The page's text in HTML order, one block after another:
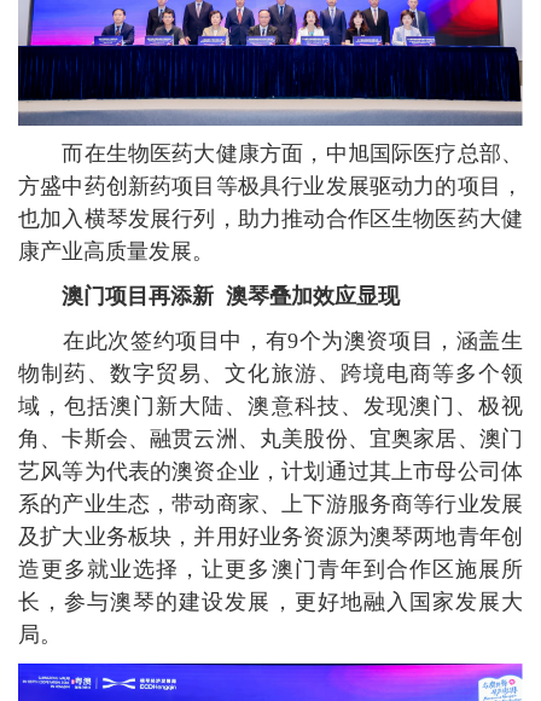
而在生物医药大健康方面，中旭国际医疗总部、
方盛中药创新药项目等极具行业发展驱动力的项目，
也加入横琴发展行列，助力推动合作区生物医药大健
康产业高质量发展。
澳门项目再添新 澳琴叠加效应显现
在此次签约项目中，有9个为澳资项目，涵盖生
物制药、数字贸易、文化旅游、跨境电商等多个领
域，包括澳门新大陆、澳意科技、发现澳门、极视
角、卡斯会、融贯云洲、丸美股份、宜奥家居、澳门
艺风等为代表的澳资企业，计划通过其上市母公司体
系的产业生态，带动商家、上下游服务商等行业发展
及扩大业务板块，并用好业务资源为澳琴两地青年创
造更多就业选择，让更多澳门青年到合作区施展所
长，参与澳琴的建设发展，更好地融入国家发展大
局。